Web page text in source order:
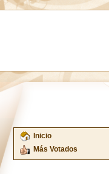
Inicio
Más Votados